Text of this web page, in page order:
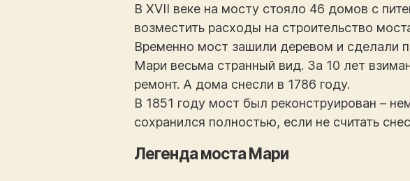
В XVII веке на мосту стояло 46 домов с
возместить расходы на строительство
Временно мост зашили деревом и сделали
Мари весьма странный вид. За 10 лет
ремонт. А дома снесли в 1786 году.
В 1851 году мост был реконструирован –
сохранился полностью, если не считать
Легенда моста Мари